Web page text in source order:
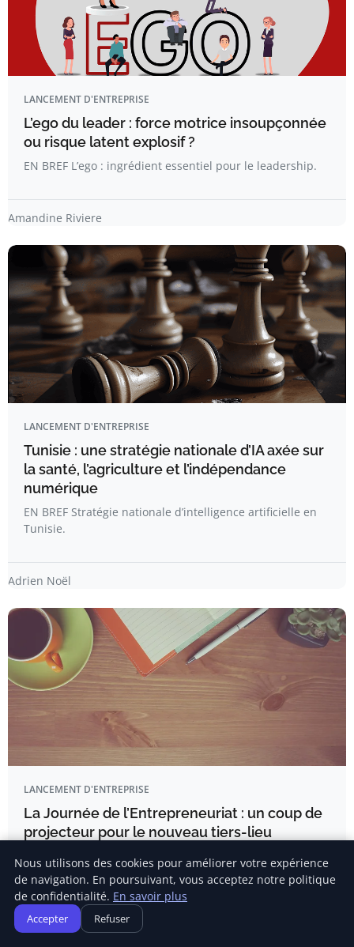
LANCEMENT D'ENTREPRISE
L’ego du leader : force motrice insoupçonnée
ou risque latent explosif ?
EN BREF L’ego : ingrédient essentiel pour le leadership.
Amandine Riviere
LANCEMENT D'ENTREPRISE
Tunisie : une stratégie nationale d’IA axée sur
la santé, l’agriculture et l’indépendance
numérique
EN BREF Stratégie nationale d’intelligence artificielle en
Tunisie.
Adrien Noël
LANCEMENT D'ENTREPRISE
La Journée de l’Entrepreneuriat : un coup de
projecteur pour le nouveau tiers-lieu
EN BREF Journée de l’Entrepreneuriat célébrée pour
promouvoir l’innovation et…
Nous utilisons des cookies pour améliorer votre expérience
de navigation. En poursuivant, vous acceptez notre politique
de confidentialité. En savoir plus
Accepter Refuser